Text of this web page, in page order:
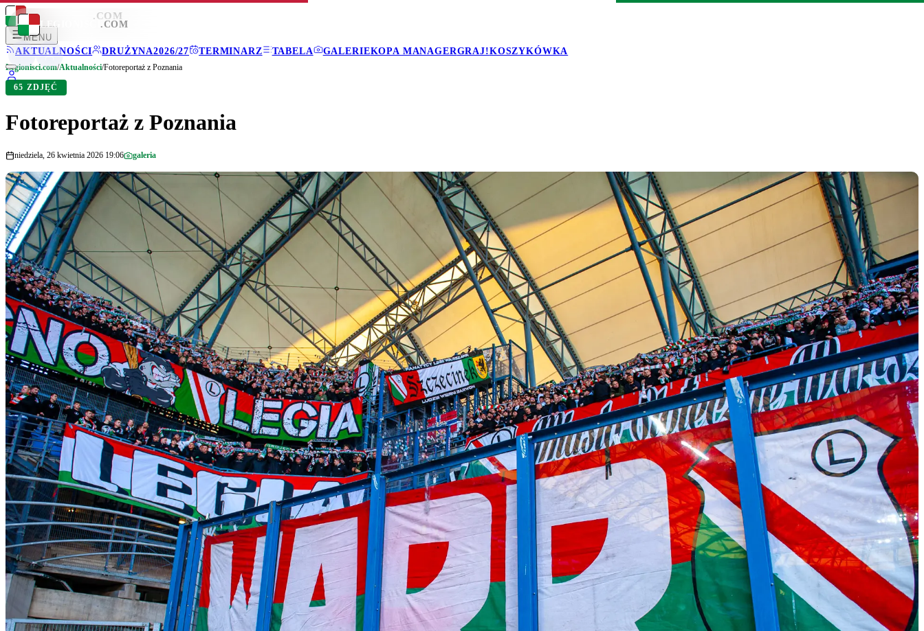
LEGIONISCI .COM
MENU
AKTUALNOŚCI
DRUŻYNA2026/27 TERMINARZ TABELA GALERIEKOPA MANAGERGRAJ!KOSZYKÓWKA
LEGIONISCI .COM
Legionisci.com/Aktualności/Fotoreportaż z Poznania
65 ZDJĘĆ
Fotoreportaż z Poznania
niedziela, 26 kwietnia 2026 19:06 galeria